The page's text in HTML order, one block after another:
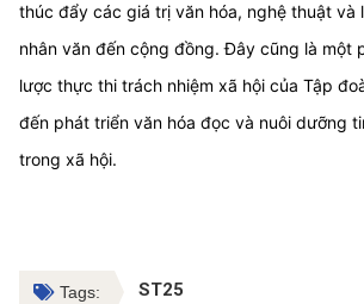
thúc đẩy các giá trị văn hóa, nghệ thuật và
nhân văn đến cộng đồng. Đây cũng là một
lược thực thi trách nhiệm xã hội của Tập
đến phát triển văn hóa đọc và nuôi dưỡng
trong xã hội.
Tags: ST25